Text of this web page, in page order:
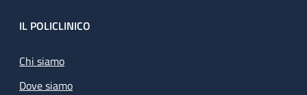
Footer
IL POLICLINICO
Chi siamo
Dove siamo